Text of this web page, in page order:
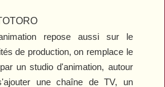
repose aussi sur le
de production, on remplace le
un studio d'animation, autour
une chaîne de TV, un